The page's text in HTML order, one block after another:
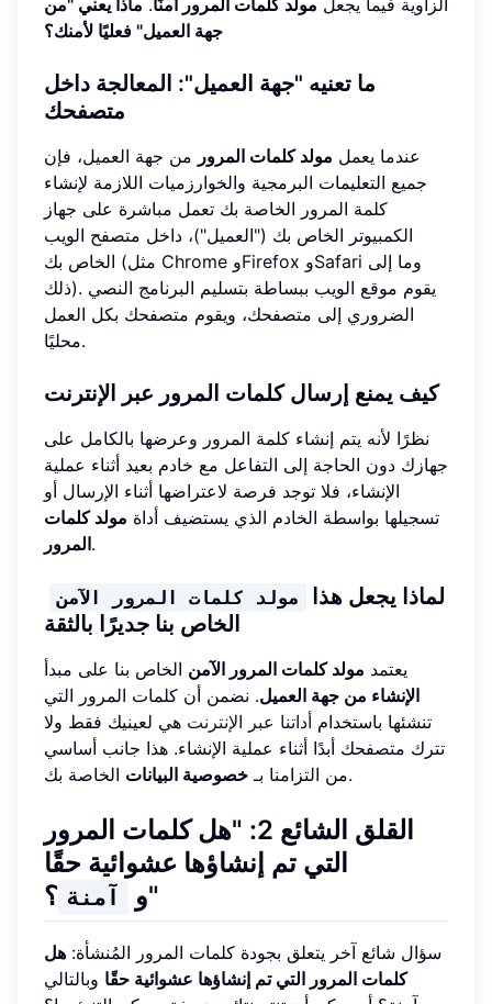
جهة العميل" فعليًا لأمنك؟
ما تعنيه "جهة العميل": المعالجة داخل
متصفحك
عندما يعمل مولد كلمات المرور من جهة العميل، فإن
جميع التعليمات البرمجية والخوارزميات اللازمة لإنشاء
كلمة المرور الخاصة بك تعمل مباشرة على جهاز
الكمبيوتر الخاص بك ("العميل")، داخل متصفح الويب
الخاص بك (مثل Chrome وFirefox وSafari وما إلى
ذلك). يقوم موقع الويب ببساطة بتسليم البرنامج النصي
الضروري إلى متصفحك، ويقوم متصفحك بكل العمل
محليًا.
كيف يمنع إرسال كلمات المرور عبر الإنترنت
نظرًا لأنه يتم إنشاء كلمة المرور وعرضها بالكامل على
جهازك دون الحاجة إلى التفاعل مع خادم بعيد أثناء عملية
الإنشاء، فلا توجد فرصة لاعتراضها أثناء الإرسال أو
تسجيلها بواسطة الخادم الذي يستضيف أداة مولد كلمات
المرور.
لماذا يجعل هذا مولد كلمات المرور الآمن
الخاص بنا جديرًا بالثقة
يعتمد مولد كلمات المرور الآمن الخاص بنا على مبدأ
الإنشاء من جهة العميل. نضمن أن كلمات المرور التي
تنشئها باستخدام أداتنا عبر الإنترنت هي لعينيك فقط ولا
تترك متصفحك أبدًا أثناء عملية الإنشاء. هذا جانب أساسي
من التزامنا بـ خصوصية البيانات الخاصة بك.
القلق الشائع 2: "هل كلمات المرور
التي تم إنشاؤها عشوائية حقًا
و
آمنة ؟"
سؤال شائع آخر يتعلق بجودة كلمات المرور المُنشأة: هل
كلمات المرور التي تم إنشاؤها عشوائية حقًا وبالتالي